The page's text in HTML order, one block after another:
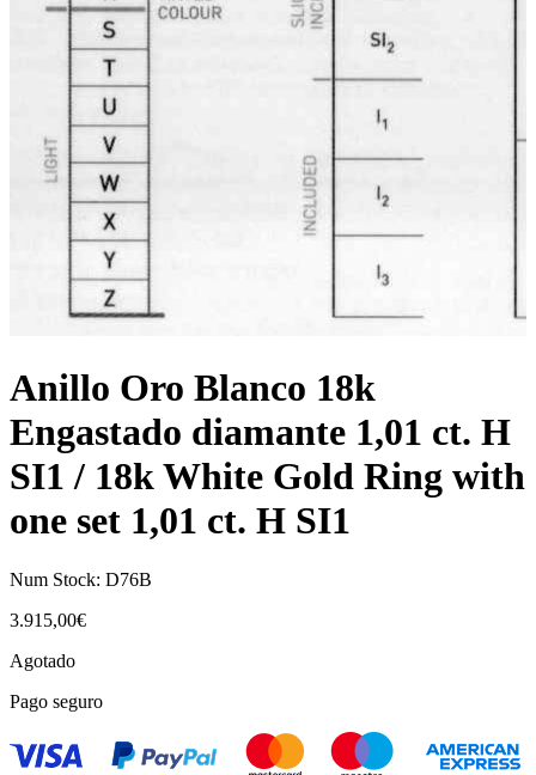
Anillo Oro Blanco 18k
Engastado diamante 1,01 ct. H
SI1 / 18k White Gold Ring with
one set 1,01 ct. H SI1
Num Stock: D76B
3.915,00€
Agotado
Pago seguro